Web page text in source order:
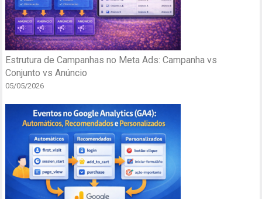
Estrutura de Campanhas no Meta Ads: Campanha vs
Conjunto vs Anúncio
05/05/2026